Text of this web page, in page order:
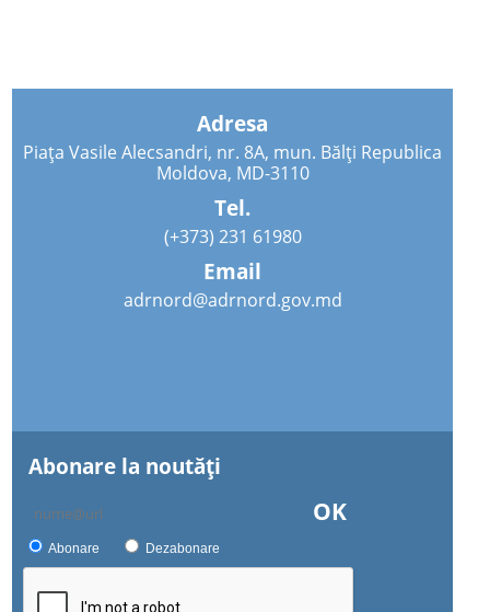
Adresa
Piața Vasile Alecsandri, nr. 8A, mun. Bălți Republica
Moldova, MD-3110
Tel.
(+373) 231 61980
Email
adrnord@adrnord.gov.md
Abonare la noutăţi
OK
Abonare Dezabonare